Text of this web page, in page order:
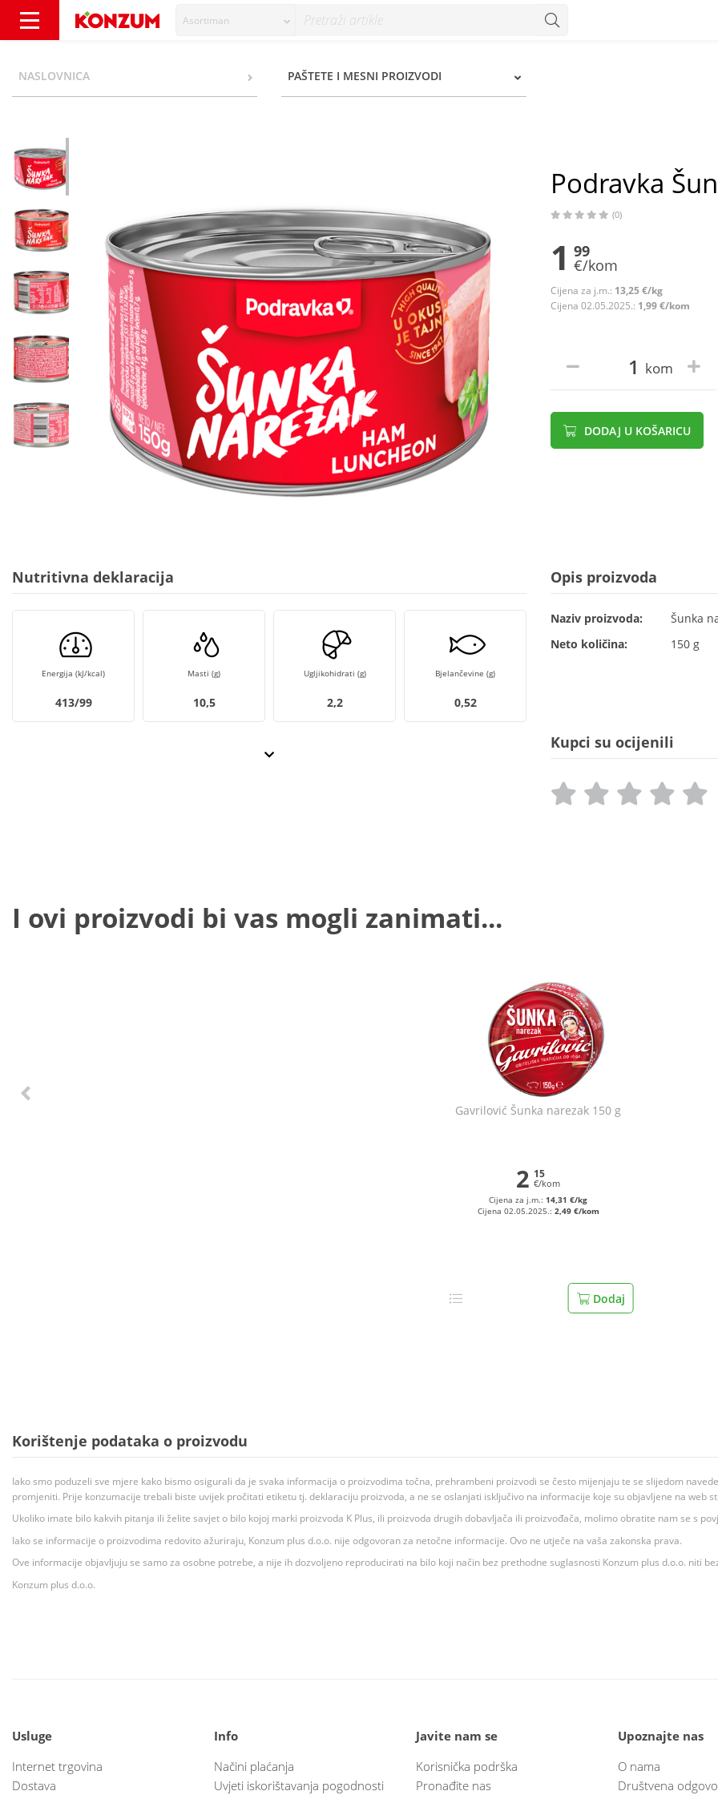
Asortiman
NASLOVNICA PAŠTETE I MESNI PROIZVODI
Podravka
(0)
1 99
€/kom
Cijena za j.m.: 13,25 €/kg
Cijena 02.05.2025.: 1,99 €/kom
kom
DODAJ U KOŠARICU
Nutritivna deklaracija
Energija (kJ/kcal)
413/99
Masti (g)
10,5
Ugljikohidrati (g)
2,2
Bjelančevine (g)
0,52
Opis proizvoda
Naziv proizvoda:
Šunka
Neto količina:
150 g
Kupci su ocijenili
I ovi proizvodi bi vas mogli zanimati...
Gavrilović Šunka narezak 150 g
2 15
€/kom
Cijena za j.m.:14,31 €/kg
Cijena 02.05.2025.: 2,49 €/kom
Dodaj
Korištenje podataka o proizvodu
Iako smo poduzeli sve mjere kako bismo osigurali da je svaka informacija o proizvodima točna, prehrambeni proizvodi se često mijenjaju te se slijedom
promjeniti. Prije konzumacije trebali biste uvijek pročitati etiketu tj. deklaraciju proizvoda, a ne se oslanjati isključivo na informacije koje su objavljene na web
Ukoliko imate bilo kakvih pitanja ili želite savjet o bilo kojoj marki proizvoda K Plus, ili proizvoda drugih dobavljača ili proizvođača, molimo obratite nam se s
Iako se informacije o proizvodima redovito ažuriraju, Konzum plus d.o.o. nije odgovoran za netočne informacije. Ovo ne utječe na vaša zakonska prava.
Ove informacije objavljuju se samo za osobne potrebe, a nije ih dozvoljeno reproducirati na bilo koji način bez prethodne suglasnosti Konzum plus d.o.o. niti
Konzum plus d.o.o.
Usluge
Internet trgovina
Dostava
Info
Načini plaćanja
Uvjeti iskorištavanja pogodnosti
Javite nam se
Korisnička podrška
Pronađite nas
Upoznajte nas
O nama
Društvena